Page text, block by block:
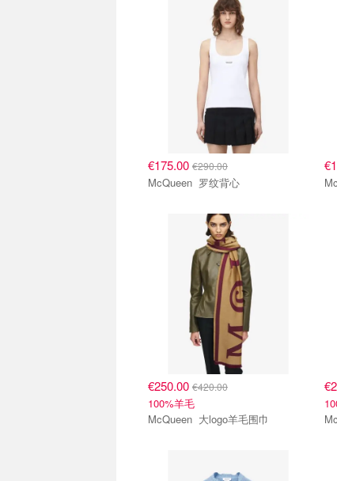
€175.00 €290.00
McQueen 罗纹背心
€250.00 €420.00
100%羊毛
McQueen 大logo羊毛围巾